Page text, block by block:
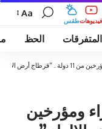
طقسفيديوهات
Aa
المتفرقات الحظ
جماعي بالإسبانية
ومؤرخين